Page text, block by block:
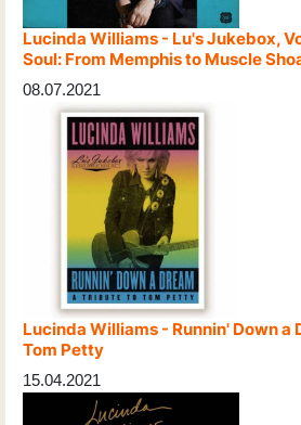
Lucinda Williams - Lu's Jukebox,
Soul: From Memphis to Muscle
08.07.2021
Lucinda Williams - Runnin' Down a
Tom Petty
15.04.2021